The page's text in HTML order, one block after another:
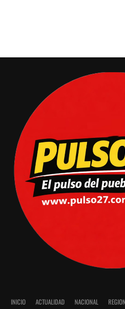
INICIO ACTUALIDAD NACIONAL